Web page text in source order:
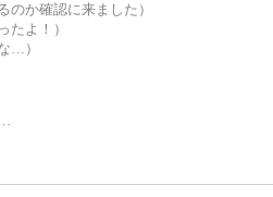
のか確認に来ました）
たよ！）
…）